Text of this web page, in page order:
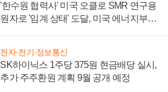
'한수원 협력사' 미국 오클로 SMR 연구용
원자로 '임계 상태' 도달, 미국 에너지부
전자·전기·정보통신
SK하이닉스 1주당 375원 현금배당 실시,
추가 주주환원 계획 9월 공개 예정